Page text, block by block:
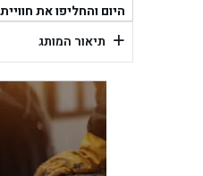
היום והחליפו את
+ תיאור המותג